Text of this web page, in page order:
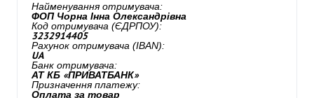
Найменування отримувача:
ФОП Чорна Інна Олександрівна
Код отримувача (ЄДРПОУ):
3232914405
Рахунок отримувача (IBAN):
UA
Банк отримувача:
АТ КБ «ПРИВАТБАНК»
Призначення платежу:
Оплата за товар